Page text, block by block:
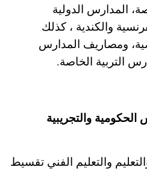
المدارس الدولية
والكندية ، كذلك
ومصاريف المدارس
التربية الخاصة.
والتجريبية
والتعليم الفني تقسيط